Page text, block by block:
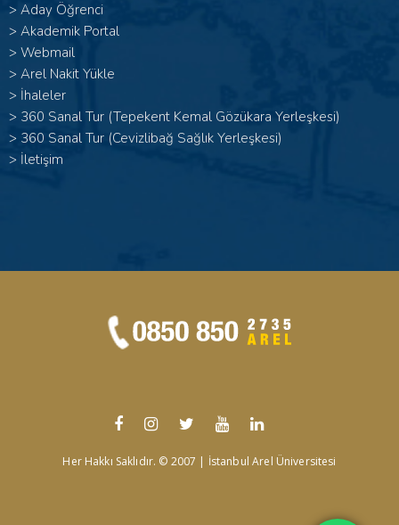
> Aday Öğrenci
> Akademik Portal
> Webmail
> Arel Nakit Yükle
> İhaleler
> 360 Sanal Tur (Tepekent Kemal Gözükara Yerleşkesi)
> 360 Sanal Tur (Cevizlibağ Sağlık Yerleşkesi)
> İletişim
Her Hakkı Saklıdır. © 2007 | İstanbul Arel Üniversitesi